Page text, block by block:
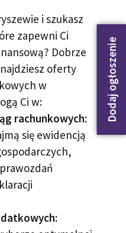
Dodaj ogłoszenie
i szukasz
zapewni Ci
Dobrze
oferty
w
Ci w:
rachunkowych:
się ewidencją